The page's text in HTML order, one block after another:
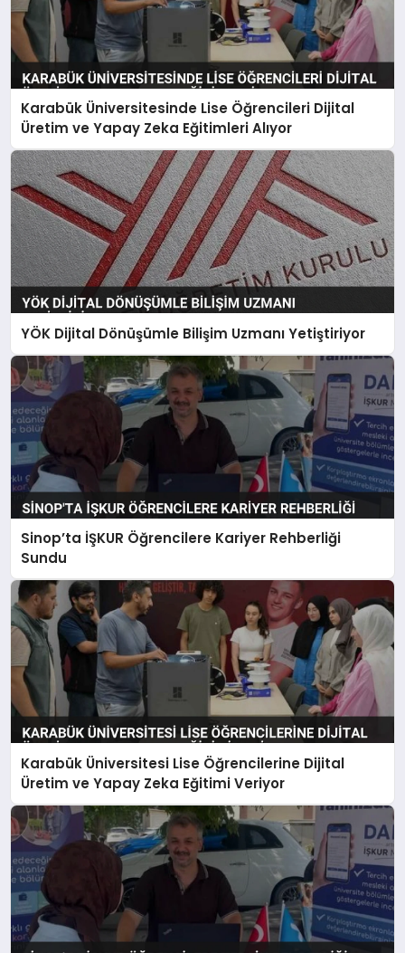
Karabük Üniversitesinde Lise Öğrencileri Dijital
Üretim ve Yapay Zeka Eğitimleri Alıyor
YÖK Dijital Dönüşümle Bilişim Uzmanı Yetiştiriyor
Sinop’ta İŞKUR Öğrencilere Kariyer Rehberliği
Sundu
Karabük Üniversitesi Lise Öğrencilerine Dijital
Üretim ve Yapay Zeka Eğitimi Veriyor